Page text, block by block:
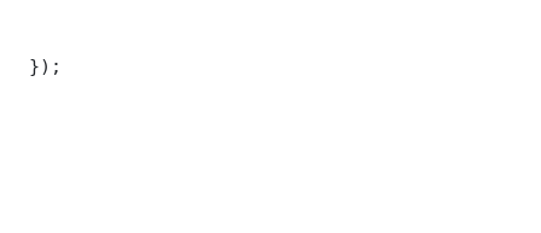
});